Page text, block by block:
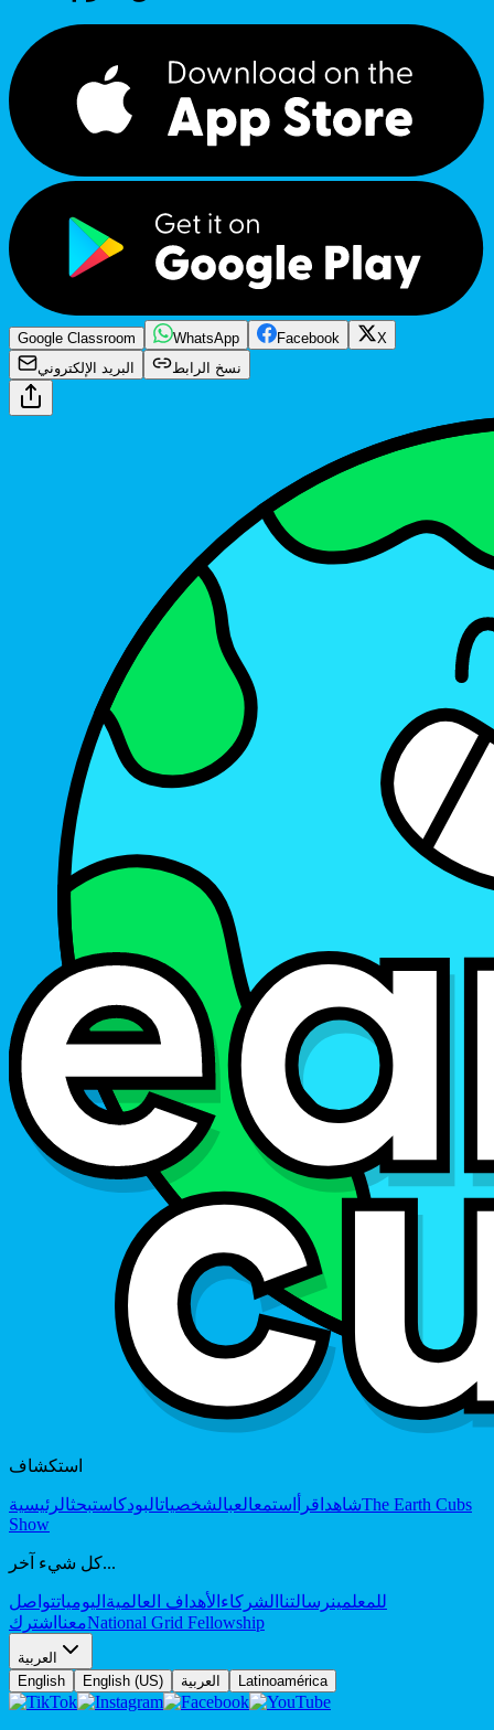
Google Classroom WhatsApp Facebook
X
البريد الإلكتروني
نسخ الرابط
استكشاف
شاهد اقرأ استمعالعبالشخصياتالبودكاستبحثالرئيسية
The Earth Cubs
Show
كل شيء آخر...
للمعلمينرسالتنا الشركاء الأهداف العالمية اليومياتتواصل
معنا اشترك National Grid Fellowship
العربية
English
English (US) العربية Latinoamérica